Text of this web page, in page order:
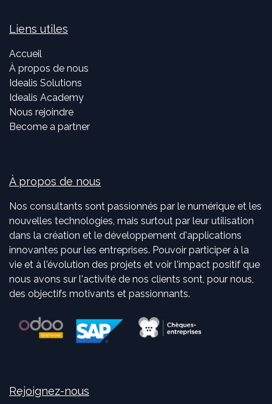
Liens utiles
Accueil
À propos de nous
Idealis Solutions
Idealis Academy
Nous rejoindre
Become a partner
À propos de nous
Nos consultants sont passionnés par le numérique et les
nouvelles technologies, mais surtout par leur utilisation
dans la création et le développement d'applications
innovantes pour les entreprises. Pouvoir participer à la
vie et à l'évolution des projets et voir l'impact positif que
nous avons sur l'activité de nos clients sont, pour nous,
des objectifs motivants et passionnants.
Rejoignez-nous